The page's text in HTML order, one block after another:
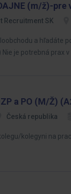
(m/ž)-
Recruitment SK
a hľadáte
je potrebná prax v
a PO (M/Ž)
Česká republika
kolegyni na